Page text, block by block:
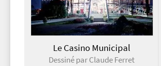
Le Casino Municipal
Dessiné par Claude Ferret